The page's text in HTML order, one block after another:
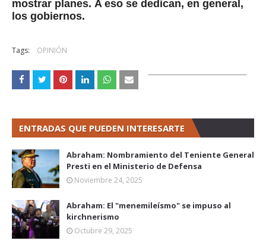
mostrar planes. A eso se dedican, en general,
los gobiernos.
Tags: OPINIÓN
ENTRADAS QUE PUEDEN INTERESARTE
Abraham: Nombramiento del Teniente General
Presti en el Ministerio de Defensa
Noviembre 24, 2025
Abraham: El "menemileísmo" se impuso al
kirchnerismo
Octubre 29, 2025